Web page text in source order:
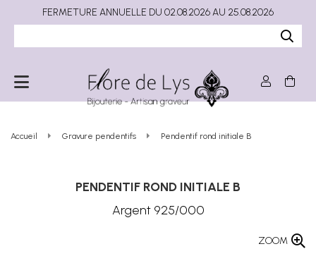
Accueil Gravure pendentifs Pendentif rond initiale B
PENDENTIF ROND INITIALE B
Argent 925/000
ZOOM
FERMETURE ANNUELLE DU 02.08.2026 AU 25.08.2026